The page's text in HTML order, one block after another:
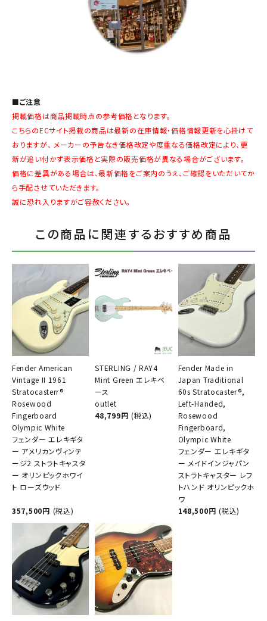
■ご注意
掲載価格は商品掲載時点の参考価格となります。
こちらのECサイト掲載の商品は最新の在庫情報・価格情報更新を心掛けて
おりますが、 メーカーの予告なき価格改定や度重なる価格改定により、更
新が追い付かず表示価格と実際の販売価格が異なる場合がございます。
価格に差異がある場合は、最新価格をご案内のうえ、ご確認をいただいてか
ら手配させていただきます。
誠に恐れ入りますがご容赦ください。
この商品に関連するおすすめ商品
Fender American
Vintage II 1961
Stratocasterr®
Rosewood
Fingerboard
Olympic White
フェンダー エレキギタ
ー アメリカンヴィンテ
ージ2 ストラトキャスタ
ー オリンピックホワイ
ト ローズウッド
357,500円 (税込)
STERLING / RAY4
Mint Green エレキベ
ース
outlet
48,799円 (税込)
Fender Made in
Japan Traditional
60s Stratocaster®,
Left-Handed,
Rosewood
Fingerboard,
Olympic White
フェンダー エレキギタ
ー メイドインジャパン
ストラトキャスター レフ
トハンド オリンピックホ
ワ
148,500円 (税込)